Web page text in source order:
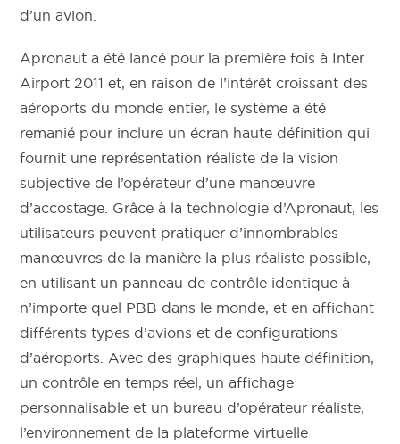
d’un avion.
Apronaut a été lancé pour la première fois à Inter
Airport 2011 et, en raison de l’intérêt croissant des
aéroports du monde entier, le système a été
remanié pour inclure un écran haute définition qui
fournit une représentation réaliste de la vision
subjective de l’opérateur d’une manœuvre
d’accostage. Grâce à la technologie d’Apronaut, les
utilisateurs peuvent pratiquer d’innombrables
manœuvres de la manière la plus réaliste possible,
en utilisant un panneau de contrôle identique à
n’importe quel PBB dans le monde, et en affichant
différents types d’avions et de configurations
d’aéroports. Avec des graphiques haute définition,
un contrôle en temps réel, un affichage
personnalisable et un bureau d’opérateur réaliste,
l’environnement de la plateforme virtuelle